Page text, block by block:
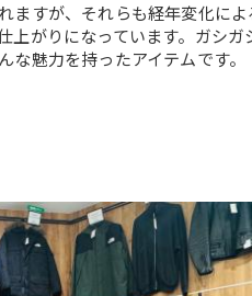
ますが、それらも経年変化に
上がりになっています。ガシ
魅力を持ったアイテムです。